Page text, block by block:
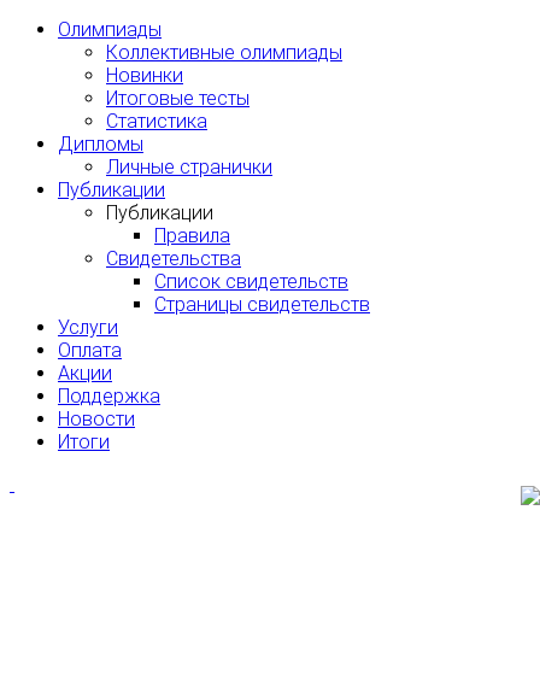
Олимпиады
Коллективные олимпиады
Новинки
Итоговые тесты
Статистика
Дипломы
Личные странички
Публикации
Публикации
Правила
Свидетельства
Список свидетельств
Страницы свидетельств
Услуги
Оплата
Акции
Поддержка
Новости
Итоги